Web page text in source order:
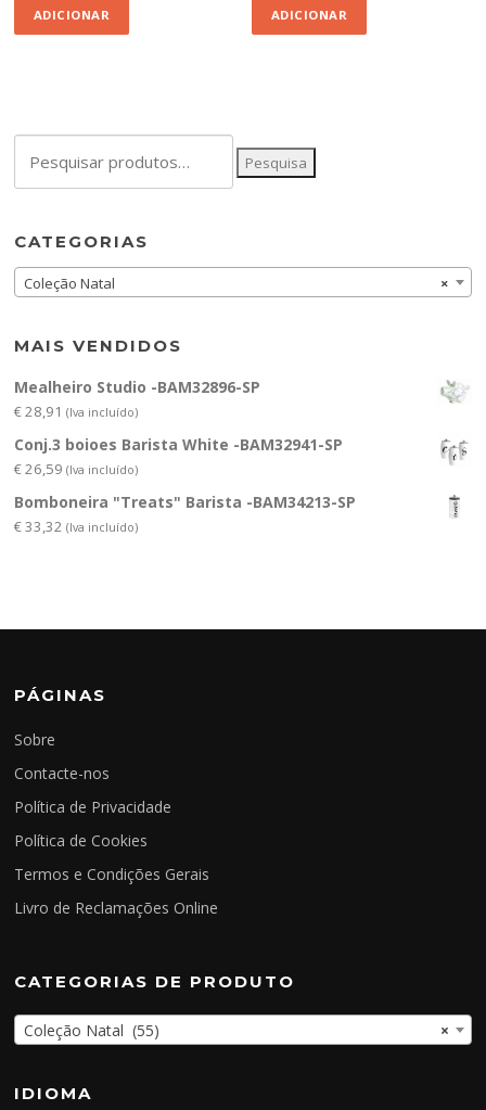
ADICIONAR ADICIONAR
por:
Pesquisa
CATEGORIAS
×
Coleção Natal
MAIS VENDIDOS
Mealheiro Studio -BAM32896-SP
€28,91 (Iva incluído)
Conj.3 boioes Barista White -BAM32941-SP
€26,59 (Iva incluído)
Bomboneira "Treats" Barista -BAM34213-SP
€33,32 (Iva incluído)
PÁGINAS
Sobre
Contacte-nos
Política de Privacidade
Política de Cookies
Termos e Condições Gerais
Livro de Reclamações Online
CATEGORIAS DE PRODUTO
×
Coleção Natal (55)
IDIOMA